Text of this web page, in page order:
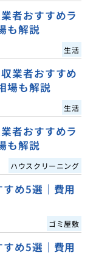
者おすすめラ
も解説
生活
業者おすすめ
場も解説
生活
者おすすめラ
も解説
ハウスクリーニング
め5選｜費用
ゴミ屋敷
め5選｜費用